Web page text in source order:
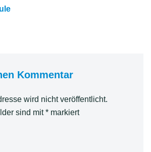
Kommentar
wird nicht veröffentlicht.
sind mit* markiert